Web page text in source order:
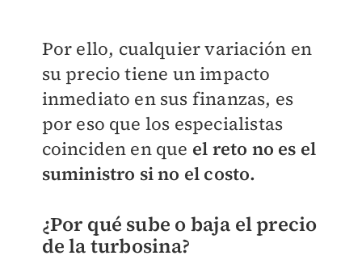
Por ello, cualquier variación en
su precio tiene un impacto
inmediato en sus finanzas, es
por eso que los especialistas
coinciden en que el reto no es el
suministro si no el costo.
¿Por qué sube o baja el precio
de la turbosina?